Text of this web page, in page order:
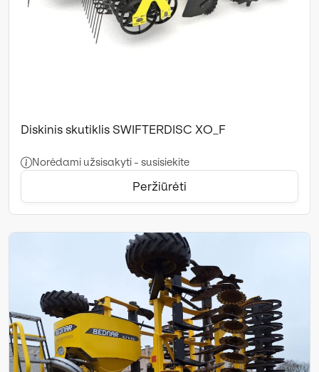
Diskinis skutiklis SWIFTERDISC XO_F
Norėdami užsisakyti - susisiekite
Peržiūrėti